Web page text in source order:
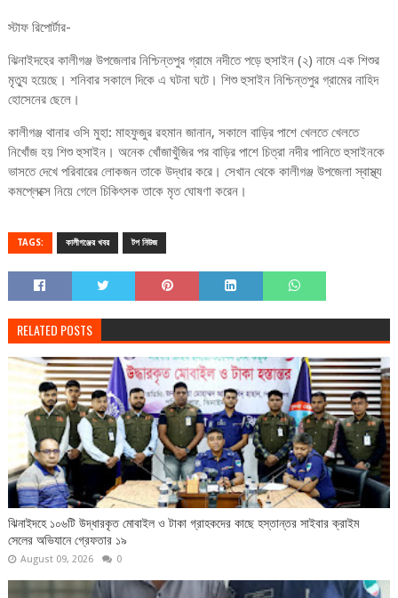
স্টাফ রিপোর্টার-
ঝিনাইদহের কালীগঞ্জ উপজেলার নিশ্চিন্তপুর গ্রামে নদীতে পড়ে হুসাইন (২) নামে এক শিশুর
মৃত্যু হয়েছে। শনিবার সকালে দিকে এ ঘটনা ঘটে। শিশু হুসাইন নিশ্চিন্তপুর গ্রামের নাহিদ
হোসেনের ছেলে।
কালীগঞ্জ থানার ওসি মুহা: মাহফুজুর রহমান জানান, সকালে বাড়ির পাশে খেলতে খেলতে
নিখোঁজ হয় শিশু হুসাইন। অনেক খোঁজাখুঁজির পর বাড়ির পাশে চিত্রা নদীর পানিতে হুসাইনকে
ভাসতে দেখে পরিবারের লোকজন তাকে উদ্ধার করে। সেখান থেকে কালীগঞ্জ উপজেলা স্বাস্থ্য
কমপ্লেক্সে নিয়ে গেলে চিকিৎসক তাকে মৃত ঘোষণা করেন।
TAGS: কালীগঞ্জের খবর টপ নিউজ
RELATED POSTS
ঝিনাইদহে ১০৬টি উদ্ধারকৃত মোবাইল ও টাকা গ্রাহকদের কাছে হস্তান্তর সাইবার ক্রাইম
সেলের অভিযানে গ্রেফতার ১৯
August 09, 2026 0